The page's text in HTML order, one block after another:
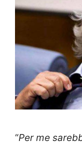
“Per me